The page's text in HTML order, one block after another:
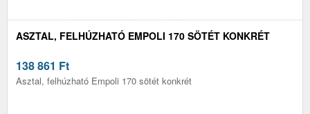
ASZTAL, FELHÚZHATÓ EMPOLI 170 SÖTÉT KONKRÉT
138 861 Ft
Asztal, felhúzható Empoli 170 sötét konkrét